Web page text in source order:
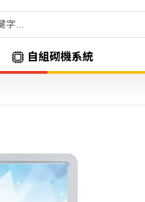
自組砌機系統